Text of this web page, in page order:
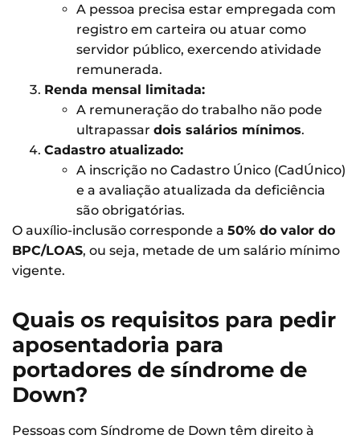
A pessoa precisa estar empregada com
registro em carteira ou atuar como
servidor público, exercendo atividade
remunerada.
Renda mensal limitada:
A remuneração do trabalho não pode
ultrapassar dois salários mínimos.
Cadastro atualizado:
A inscrição no Cadastro Único (CadÚnico)
e a avaliação atualizada da deficiência
são obrigatórias.
O auxílio-inclusão corresponde a 50% do valor do
BPC/LOAS, ou seja, metade de um salário mínimo
vigente.
Quais os requisitos para pedir
aposentadoria para
portadores de síndrome de
Down?
Pessoas com Síndrome de Down têm direito à